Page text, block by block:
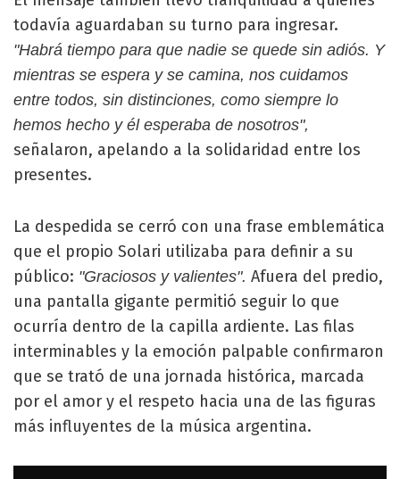
todavía aguardaban su turno para ingresar.
"Habrá tiempo para que nadie se quede sin adiós. Y
mientras se espera y se camina, nos cuidamos
entre todos, sin distinciones, como siempre lo
hemos hecho y él esperaba de nosotros",
señalaron, apelando a la solidaridad entre los
presentes.
La despedida se cerró con una frase emblemática
que el propio Solari utilizaba para definir a su
público: "Graciosos y valientes". Afuera del predio,
una pantalla gigante permitió seguir lo que
ocurría dentro de la capilla ardiente. Las filas
interminables y la emoción palpable confirmaron
que se trató de una jornada histórica, marcada
por el amor y el respeto hacia una de las figuras
más influyentes de la música argentina.